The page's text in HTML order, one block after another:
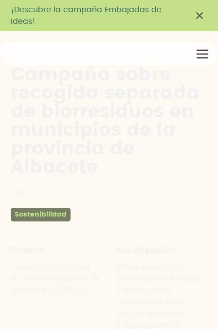
¡Descubre la campaña Embajadas de
Ideas!
Sostenibilidad